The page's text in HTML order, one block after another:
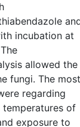
incubation at
allowed the
fungi. The most
regarding
temperatures of
exposure to